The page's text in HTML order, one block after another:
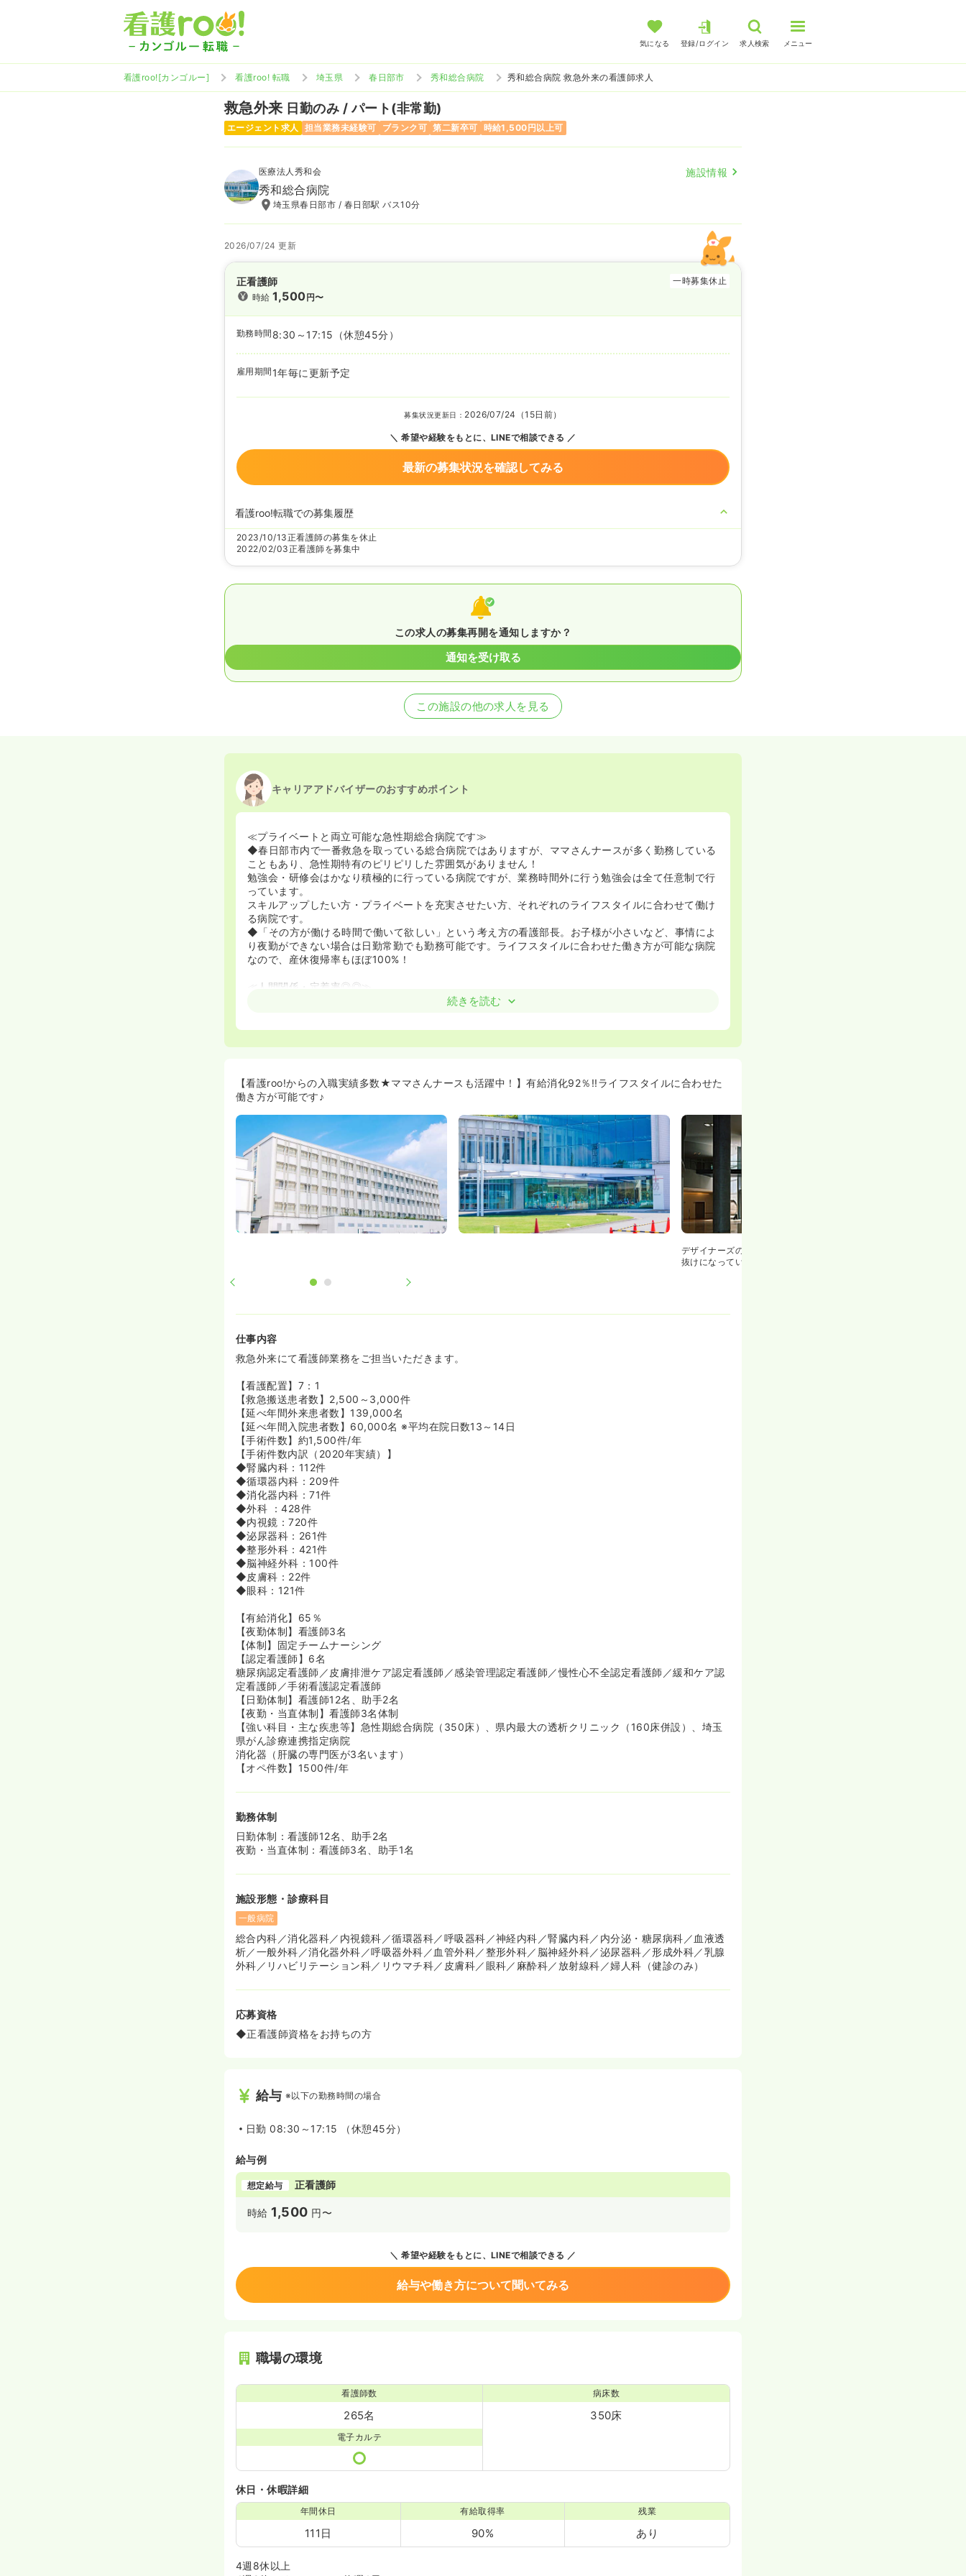
気になる 登録/ログイン 求人検索 メニュー
看護roo![カンゴルー] 看護roo! 転職 埼玉県 春日部市 秀和総合病院 秀和総合病院 救急外来の看護師求人
救急外来 日勤のみ / パート(非常勤)
エージェント求人 担当業務未経験可 ブランク可 第二新卒可 時給1,500円以上可
医療法人秀和会 施設情報
秀和総合病院
埼玉県春日部市 / 春日部駅 バス10分
2026/07/24 更新
正看護師
一時募集休止
時給1,500円〜
勤務時間 8:30～17:15 （休憩45分）
雇用期間 1年毎に更新予定
募集状況更新日： 2026/07/24（15日前）
希望や経験をもとに、LINEで相談できる
最新の募集状況を確認してみる
看護roo!転職での募集履歴
2023/10/13正看護師の募集を休止
2022/02/03正看護師を募集中
この求人の募集再開を通知しますか？
通知を受け取る
この施設の他の求人を見る
キャリアアドバイザーのおすすめポイント
≪プライベートと両立可能な急性期総合病院です≫
◆春日部市内で一番救急を取っている総合病院ではありますが、ママさんナースが多く勤務している
こともあり、急性期特有のピリピリした雰囲気がありません！
勉強会・研修会はかなり積極的に行っている病院ですが、業務時間外に行う勉強会は全て任意制で行
っています。
スキルアップしたい方・プライベートを充実させたい方、それぞれのライフスタイルに合わせて働け
る病院です。
◆「その方が働ける時間で働いて欲しい」という考え方の看護部長。お子様が小さいなど、事情によ
り夜勤ができない場合は日勤常勤でも勤務可能です。ライフスタイルに合わせた働き方が可能な病院
なので、産休復帰率もほぼ100%！
≪人間関係・定着率◎◎≫
◆看護roo!からこれまでに100名以上の看護師さんが入職をされている病院です。
す。
≪看護師さんが働きやすい環境作りに努めています≫
◆ドクター・コメディカルの人数が大変充実している病院です。
コメディカルが行っているため、看護師の業務負担はとても少なくなっています。
≪教育・研修制度◎◎≫
◆クリニカルラダー制による教育、個々のスキルアップ評価と面談を行っています。また、専門領域
を目指す認定看護師などの教育支援も積極的に行っています。自分のペースでスキルアップしたい方
におすすめの職場環境です。
≪中途の方も安心のフォロー体制≫
◆2012年4月より、中途看護師の入職後フォロー・教育専任看護師が誕生しました。
これまでは同院にて月に1,2回、看護職員のカウンセリングを担当されていましたが、この度正式
続きを読む
【看護roo!からの入職実績多数★ママさんナースも活躍中！】有給消化92％!!ライフスタイルに合わせた
働き方が可能です♪
デザイナーズのオシャレな建物♪エントランスは吹き
抜けになっています♪
仕事内容
救急外来にて看護師業務をご担当いただきます。
【看護配置】7：1
【救急搬送患者数】2,500～3,000件
【延べ年間外来患者数】139,000名
【延べ年間入院患者数】60,000名 ※平均在院日数13～14日
【手術件数】約1,500件/年
【手術件数内訳（2020年実績）】
◆腎臓内科：112件
◆循環器内科：209件
◆消化器内科：71件
◆外科 ：428件
◆内視鏡：720件
◆泌尿器科：261件
◆整形外科：421件
◆脳神経外科：100件
◆皮膚科：22件
◆眼科：121件
【有給消化】65％
【夜勤体制】看護師3名
【体制】固定チームナーシング
【認定看護師】6名
糖尿病認定看護師／皮膚排泄ケア認定看護師／感染管理認定看護師／慢性心不全認定看護師／緩和ケア認
定看護師／手術看護認定看護師
【日勤体制】看護師12名、助手2名
【夜勤・当直体制】看護師3名体制
【強い科目・主な疾患等】急性期総合病院（350床）、県内最大の透析クリニック（160床併設）、埼玉
県がん診療連携指定病院
消化器（肝臓の専門医が3名います）
【オペ件数】1500件/年
勤務体制
日勤体制：看護師12名、助手2名
夜勤・当直体制：看護師3名、助手1名
施設形態・診療科目
一般病院
総合内科／消化器科／内視鏡科／循環器科／呼吸器科／神経内科／腎臓内科／内分泌・糖尿病科／血液透
析／一般外科／消化器外科／呼吸器外科／血管外科／整形外科／脳神経外科／泌尿器科／形成外科／乳腺
外科／リハビリテーション科／リウマチ科／皮膚科／眼科／麻酔科／放射線科／婦人科（健診のみ）
応募資格
◆正看護師資格をお持ちの方
給与 ※以下の勤務時間の場合
日勤 08:30～17:15 （休憩45分）
給与例
想定給与 正看護師
時給 1,500 円〜
希望や経験をもとに、LINEで相談できる
給与や働き方について聞いてみる
職場の環境
看護師数
265名
病床数
350床
電子カルテ
休日・休暇詳細
年間休日
111日
有給取得率
90%
残業
あり
4週8休以上